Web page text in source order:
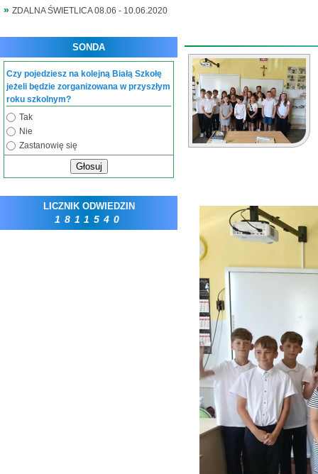
ZDALNA ŚWIETLICA 08.06 - 10.06.2020
SONDA
Czy pojedziesz na kolejną Białą Szkołę
jeżeli będzie zorganizowana w przyszłym
roku szkolnym?
Tak
Nie
Zastanowię się
Głosuj
LICZNIK ODWIEDZIN
1811540